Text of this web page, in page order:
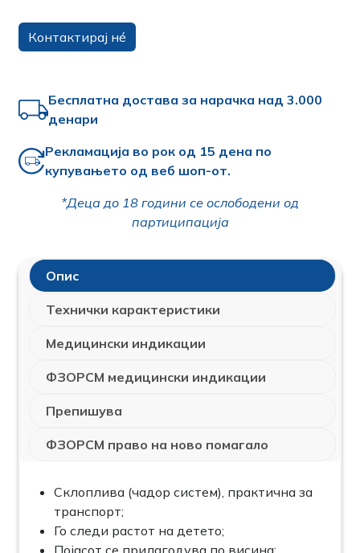
Контактирај нé
Бесплатна достава за нарачка над 3.000
денари
Рекламација во рок од 15 дена по
купувањето од веб шоп-от.
*Деца до 18 години се ослободени од
партиципација
Опис
Технички карактеристики
Медицински индикации
ФЗОРСМ медицински индикации
Препишува
ФЗОРСМ право на ново помагало
Склоплива (чадор систем), практична за
транспорт;
Го следи растот на детето;
Појасот се прилагодува по висина;